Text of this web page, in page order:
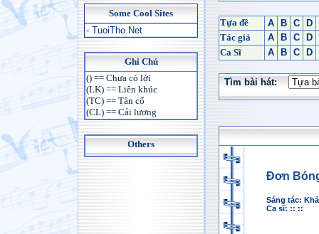
Some Cool Sites
- TuoiTho.Net
Ghi Chú
() == Chưa có lời
(LK) == Liên khúc
(TC) == Tân cổ
(CL) == Cải lương
Others
Tựa đề A B C
D
Tác giả
A B C
D
Ca Sĩ
A B C D
Tìm bài hát:
Đơn
Sáng tác:
Ca sĩ: :: ::